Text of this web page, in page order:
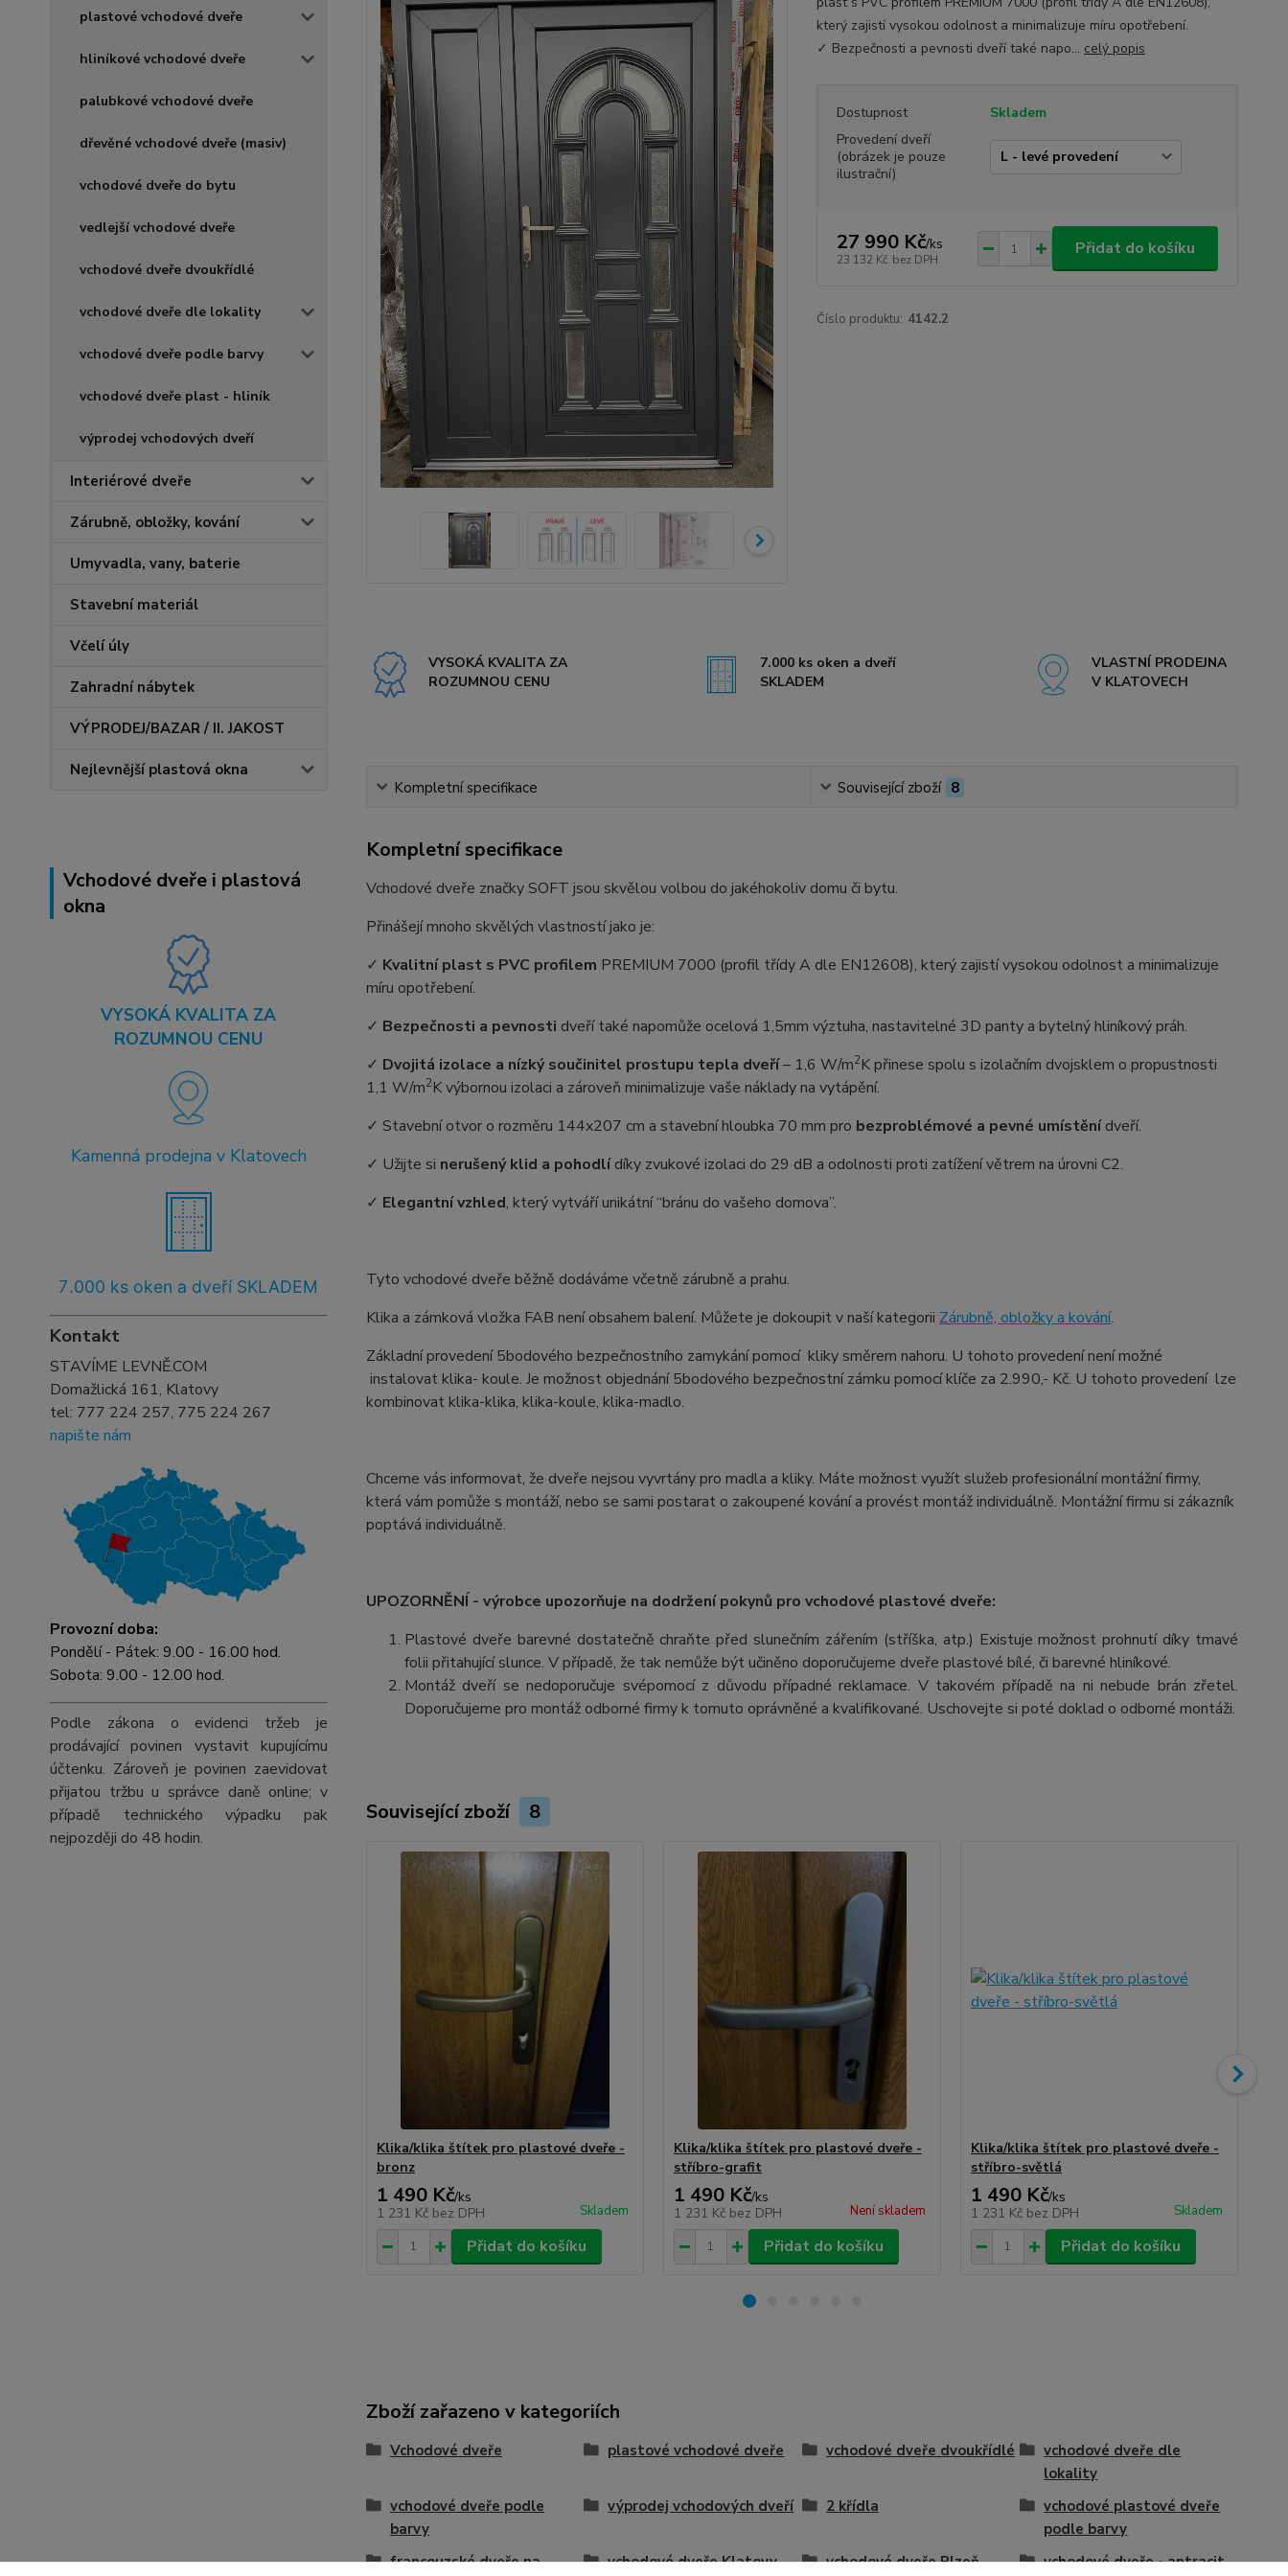
plastové vchodové dveře
hliníkové vchodové dveře
palubkové vchodové dveře
dřevěné vchodové dveře (masiv)
vchodové dveře do bytu
vedlejší vchodové dveře
vchodové dveře dvoukřídlé
vchodové dveře dle lokality
vchodové dveře podle barvy
vchodové dveře plast - hliník
výprodej vchodových dveří
Interiérové dveře
Zárubně, obložky, kování
Umyvadla, vany, baterie
Stavební materiál
Včelí úly
Zahradní nábytek
VÝPRODEJ/BAZAR / II. JAKOST
Nejlevnější plastová okna
Vchodové dveře i plastová
okna
VYSOKÁ KVALITA ZA
ROZUMNOU CENU
Kamenná prodejna v Klatovech
7.000 ks oken a dveří SKLADEM
Kontakt
STAVÍME LEVNĚ.COM
Domažlická 161, Klatovy
tel: 777 224 257, 775 224 267
napište nám
Provozní doba:
Pondělí - Pátek: 9.00 - 16.00 hod.
Sobota: 9.00 - 12.00 hod.
Podle zákona o evidenci tržeb je
prodávající povinen vystavit kupujícímu
účtenku. Zároveň je povinen zaevidovat
přijatou tržbu u správce daně online; v
případě technického výpadku pak
nejpozději do 48 hodin.
který zajistí vysokou odolnost a minimalizuje míru opotřebení.
✓ Bezpečnosti a pevnosti dveří také napo... celý popis
Dostupnost
Skladem
Provedení dveří
(obrázek je pouze
ilustrační)
27 990 Kč/ks
23 132 Kč bez DPH
Přidat do košíku
Číslo produktu: 4142.2
VYSOKÁ KVALITA ZA
ROZUMNOU CENU
7.000 ks oken a dveří
SKLADEM
VLASTNÍ PRODEJNA
V KLATOVECH
Kompletní specifikace Související zboží 8
Kompletní specifikace
Vchodové dveře značky SOFT jsou skvělou volbou do jakéhokoliv domu či bytu.
Přinášejí mnoho skvělých vlastností jako je:
✓ Kvalitní plast s PVC profilem PREMIUM 7000 (profil třídy A dle EN12608), který zajistí vysokou odolnost a minimalizuje
míru opotřebení.
✓ Bezpečnosti a pevnosti dveří také napomůže ocelová 1,5mm výztuha, nastavitelné 3D panty a bytelný hliníkový práh.
✓ Dvojitá izolace a nízký součinitel prostupu tepla dveří–⁠ 1,6 W/m2K přinese spolu s izolačním dvojsklem o propustnosti
1,1 W/m2K výbornou izolaci a zároveň minimalizuje vaše náklady na vytápění.
✓ Stavební otvor o rozměru 144x207 cm a stavební hloubka 70 mm pro bezproblémové a pevné umístěnídveří.
✓ Užijte si nerušený klid a pohodlídíky zvukové izolaci do 29 dB a odolnosti proti zatížení větrem na úrovni C2.
✓ Elegantní vzhled, který vytváří unikátní “bránu do vašeho domova”.
Tyto vchodové dveře běžně dodáváme včetně zárubně a prahu.
Klika a zámková vložka FAB není obsahem balení. Můžete je dokoupit v naší kategorii Zárubně, obložky a kování.
Základní provedení 5bodového bezpečnostního zamykání pomocí kliky směrem nahoru. U tohoto provedení není možné
instalovat klika- koule. Je možnost objednání 5bodového bezpečnostní zámku pomocí klíče za 2.990,- Kč. U tohoto provedení lze
kombinovat klika-klika, klika-koule, klika-madlo.
Chceme vás informovat, že dveře nejsou vyvrtány pro madla a kliky. Máte možnost využít služeb profesionální montážní firmy,
která vám pomůže s montáží, nebo se sami postarat o zakoupené kování a provést montáž individuálně. Montážní firmu si zákazník
poptává individuálně.
UPOZORNĚNÍ - výrobce upozorňuje na dodržení pokynů pro vchodové plastové dveře:
Plastové dveře barevné dostatečně chraňte před slunečním zářením (stříška, atp.) Existuje možnost prohnutí díky tmavé
folii přitahující slunce. V případě, že tak nemůže být učiněno doporučujeme dveře plastové bílé, či barevné hliníkové.
Montáž dveří se nedoporučuje svépomocí z důvodu případné reklamace. V takovém případě na ni nebude brán zřetel.
Doporučujeme pro montáž odborné firmy k tomuto oprávněné a kvalifikované. Uschovejte si poté doklad o odborné montáži.
Související zboží 8
Klika/klika štítek pro plastové dveře -
bronz
1 490 Kč/ks
1 231 Kč bez DPH Skladem
Přidat do košíku
Klika/klika štítek pro plastové dveře -
stříbro-grafit
1 490 Kč/ks
1 231 Kč bez DPH Není skladem
Přidat do košíku
Klika/klika štítek pro plastové dveře -
stříbro-světlá
1 490 Kč/ks
1 231 Kč bez DPH Skladem
Přidat do košíku
Zboží zařazeno v kategoriích
Vchodové dveře plastové vchodové dveře vchodové dveře dvoukřídlé
vchodové dveře dle
lokality
vchodové dveře podle
barvy
výprodej vchodových dveří 2 křídla
vchodové plastové dveře
podle barvy
francouzské dveře na
vchodové dveře Klatovy vchodové dveře Plzeň vchodové dveře - antracit